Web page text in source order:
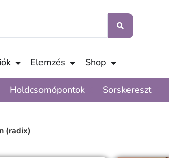
Elemzés Shop
Holdcsomópontok Sorskereszt
(radix)